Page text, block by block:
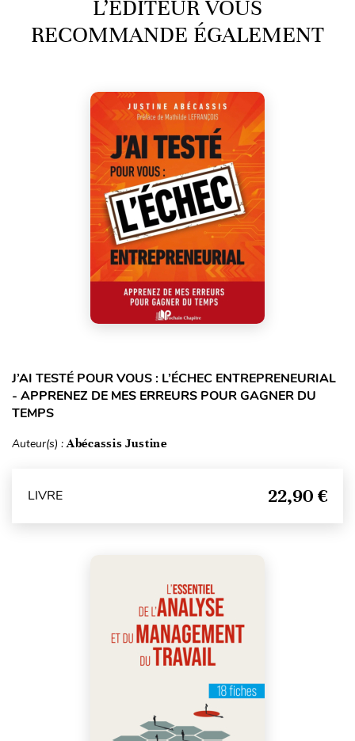
L’ÉDITEUR VOUS
RECOMMANDE ÉGALEMENT
J’AI TESTÉ POUR VOUS : L’ÉCHEC ENTREPRENEURIAL
- APPRENEZ DE MES ERREURS POUR GAGNER DU
TEMPS
Auteur(s) :Abécassis Justine
LIVRE 22,90 €